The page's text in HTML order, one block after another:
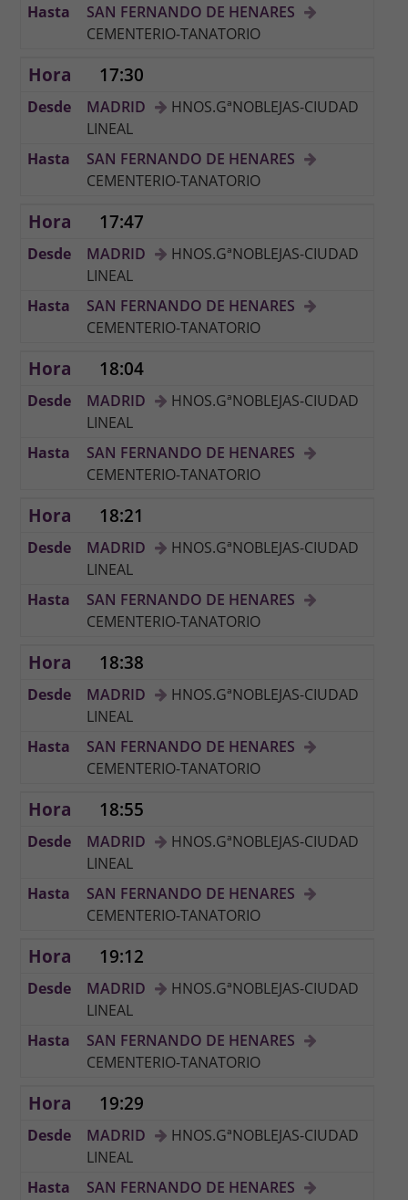
SAN FERNANDO DE HENARES
CEMENTERIO-TANATORIO
17:30
MADRID
HNOS.GªNOBLEJAS-CIUDAD
LINEAL
SAN FERNANDO DE HENARES
CEMENTERIO-TANATORIO
17:47
MADRID
HNOS.GªNOBLEJAS-CIUDAD
LINEAL
SAN FERNANDO DE HENARES
CEMENTERIO-TANATORIO
18:04
MADRID
HNOS.GªNOBLEJAS-CIUDAD
LINEAL
SAN FERNANDO DE HENARES
CEMENTERIO-TANATORIO
18:21
MADRID
HNOS.GªNOBLEJAS-CIUDAD
LINEAL
SAN FERNANDO DE HENARES
CEMENTERIO-TANATORIO
18:38
MADRID
HNOS.GªNOBLEJAS-CIUDAD
LINEAL
SAN FERNANDO DE HENARES
CEMENTERIO-TANATORIO
18:55
MADRID
HNOS.GªNOBLEJAS-CIUDAD
LINEAL
SAN FERNANDO DE HENARES
CEMENTERIO-TANATORIO
19:12
MADRID
HNOS.GªNOBLEJAS-CIUDAD
LINEAL
SAN FERNANDO DE HENARES
CEMENTERIO-TANATORIO
19:29
MADRID
HNOS.GªNOBLEJAS-CIUDAD
LINEAL
SAN FERNANDO DE HENARES